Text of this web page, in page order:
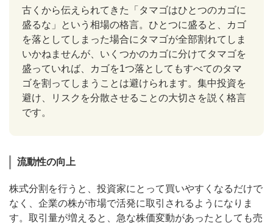
古くから伝えられてきた「タマゴはひとつのカゴに
盛るな」という相場の格言。ひとつに盛ると、カゴ
を落としてしまった場合にタマゴが全部割れてしま
いかねませんが、いくつかのカゴに分けてタマゴを
盛っていれば、カゴを1つ落としてもすべてのタマ
ゴを割ってしまうことは避けられます。集中投資を
避け、リスクを分散させることの大切さを説く格言
です。
流動性の向上
株式分割を行うと、投資家にとって買いやすくなるだけで
なく、企業の株が市場で活発に取引されるようになりま
す。取引量が増えると、急な株価変動があったとしても売